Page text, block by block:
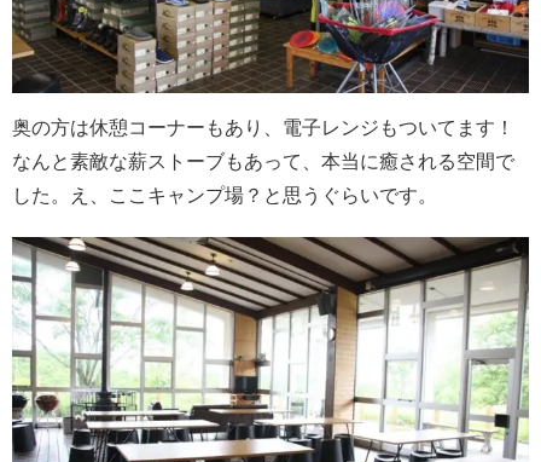
奥の方は休憩コーナーもあり、電子レンジもついてます！
なんと素敵な薪ストーブもあって、本当に癒される空間で
した。え、ここキャンプ場？と思うぐらいです。